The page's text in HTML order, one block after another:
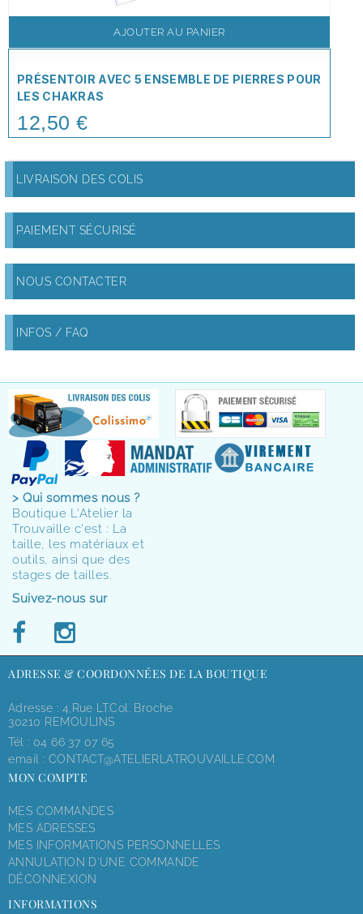
AJOUTER AU PANIER
PRÉSENTOIR AVEC 5 ENSEMBLE DE PIERRES POUR
LES CHAKRAS
Price
12,50 €
LIVRAISON DES COLIS
PAIEMENT SÉCURISÉ
NOUS CONTACTER
INFOS / FAQ
> Qui sommes nous ?
Boutique L'Atelier la
Trouvaille c'est : La
taille, les matériaux et
outils, ainsi que des
stages de tailles.
Suivez-nous sur
ADRESSE & COORDONNÉES DE LA BOUTIQUE
Adresse : 4,rue LT.Col. Broche
30210 REMOULINS
Tél : 04 66 37 07 65
email : CONTACT@ATELIERLATROUVAILLE.COM
MON COMPTE
MES COMMANDES
MES ADRESSES
MES INFORMATIONS PERSONNELLES
ANNULATION D'UNE COMMANDE
DÉCONNEXION
INFORMATIONS